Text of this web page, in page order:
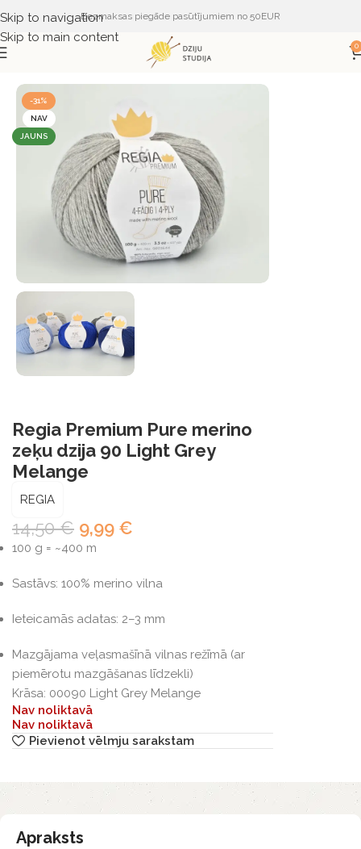
Skip to navigation
Skip to main content
Bezmaksas piegāde pasūtījumiem no 50EUR
0
DZIJA PĒC RAŽOTĀJA
-31%
NAV
JAUNS
Regia Premium Pure merino
zeķu dzija 90 Light Grey
Melange
REGIA
14,50€ 9,99 €
100 g = ~400 m
Sastāvs: 100% merino vilna
Ieteicamās adatas: 2–3 mm
Mazgājama veļasmašīnā vilnas režīmā (ar
piemērotu mazgāšanas līdzekli)
Krāsa: 00090 Light Grey Melange
Nav noliktavā
Nav noliktavā
Pievienot vēlmju sarakstam
Apraksts